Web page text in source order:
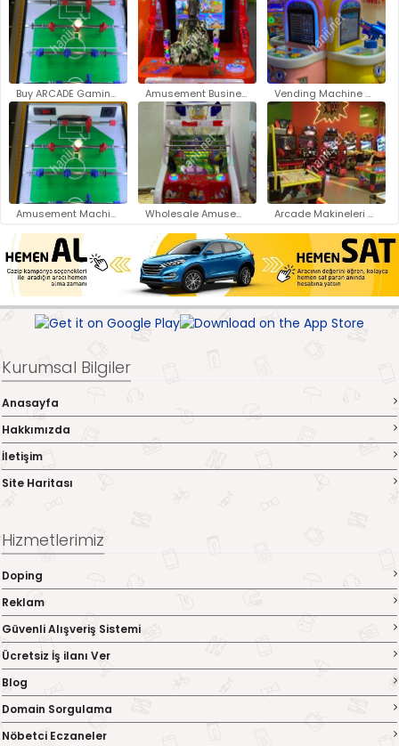
Buy ARCADE Gaming Machines Ist.. Amusement Business Opportuniti.. Vending Machine Manufacturers ..
Amusement Machine Suppliers wi.. Wholesale Amusement Machines S.. Arcade Makineleri Toptan Satış..
Kurumsal Bilgiler
Anasayfa
Hakkımızda
İletişim
Site Haritası
Hizmetlerimiz
Doping
Reklam
Güvenli Alışveriş Sistemi
Ücretsiz İş ilanı Ver
Blog
Domain Sorgulama
Nöbetci Eczaneler